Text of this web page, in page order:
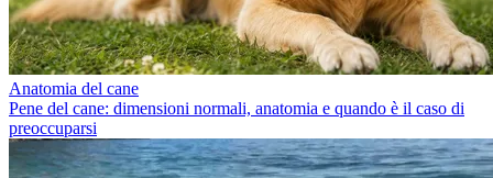
Anatomia del cane
Pene del cane: dimensioni normali, anatomia e quando è il caso di
preoccuparsi